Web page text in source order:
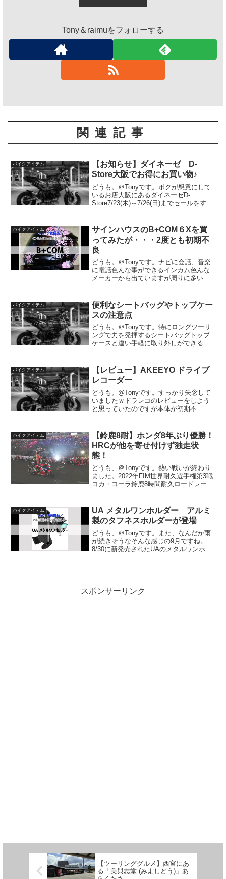
Tony＆raimuをフォローする
関連記事
バイクアイテム
【お知らせ】ダイネーゼ D-
Store大阪でお得にお買い物♪
どうも。＠Tonyです。ボクが懇意にして
いるお店大阪にあるダイネーゼD-
Store7/23(木)～7/26(日)までセールをする
ら目の前に60分パーキングがあります...
バイクアイテム
サインハウスのB+COM６Xを買
ってみたが・・・2度とも初期不
良
どうも。＠Tonyです。ナビに会話、音楽
に電話色んな事ができるインカム色んな
メーカーから出ていますが周りに多いの
あるんですね。。。5Xの初期不良3年ほ
ど前、お泊り...
バイクアイテム
便利なシートバッグやトップケー
スの注意点
どうも。＠Tonyです。特にロングツーリ
ングで力を発揮するシートバッグトップ
ケースと違い手軽に取り外しができるこ
グとはカバンを持たなくていいので夏場
は背中も暑くないの...
バイクアイテム
【レビュー】AKEEYO ドライブ
レコーダー
どうも。@Tonyです。すっかり失念して
いましたｗドラレコのレビューをしよう
と思っていたのですが本体が初期不
レビューをしますね^^ 今回購入したドラ
レコ スペック 取...
バイクアイテム
【鈴鹿8耐】ホンダ8年ぶり優勝！
HRCが他を寄せ付けず独走状
態！
どうも、＠Tonyです。熱い戦いが終わり
ました。2022年FIM世界耐久選手権第3戦
コカ・コーラ鈴鹿8時間耐久ロードレース
はHRCが他を寄せ付けず、1周...
バイクアイテム
UA メタルワンホルダー アルミ
製のタフネスホルダーが登場
どうも、＠Tonyです。また、なんだか雨
が続きそうなそんな感じの9月ですね。
8/30に新発売されたUAのメタルワンホル
スポンサーリンク
【ツーリンググルメ】西宮にあ
る「美與志堂 (みよしどう)」あ